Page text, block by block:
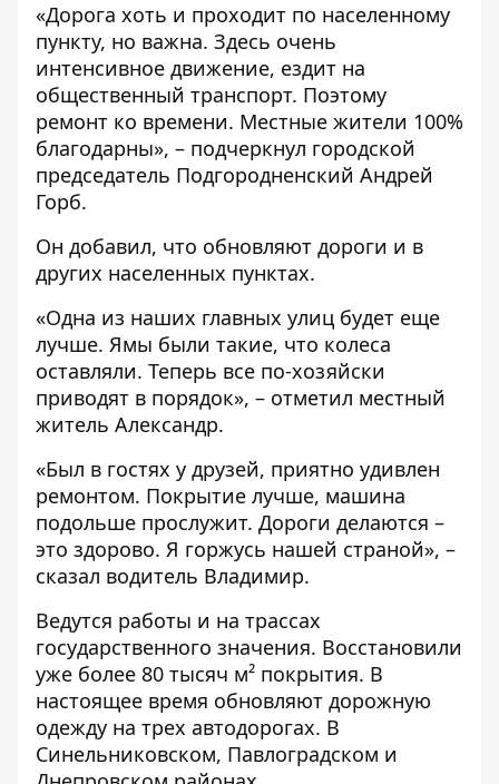
«Дорога хоть и проходит по населенному
пункту, но важна. Здесь очень
интенсивное движение, ездит на
общественный транспорт. Поэтому
ремонт ко времени. Местные жители 100%
благодарны», – подчеркнул городской
председатель Подгородненский Андрей
Горб.
Он добавил, что обновляют дороги и в
других населенных пунктах.
«Одна из наших главных улиц будет еще
лучше. Ямы были такие, что колеса
оставляли. Теперь все по-хозяйски
приводят в порядок», – отметил местный
житель Александр.
«Был в гостях у друзей, приятно удивлен
ремонтом. Покрытие лучше, машина
подольше прослужит. Дороги делаются –
это здорово. Я горжусь нашей страной», –
сказал водитель Владимир.
Ведутся работы и на трассах
государственного значения. Восстановили
уже более 80 тысяч м² покрытия. В
настоящее время обновляют дорожную
одежду на трех автодорогах. В
Синельниковском, Павлоградском и